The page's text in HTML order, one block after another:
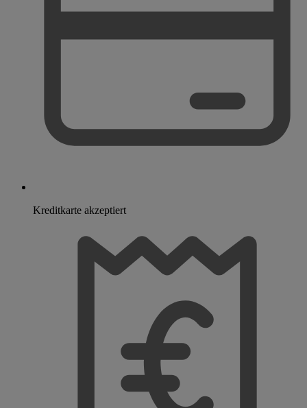
Kreditkarte akzeptiert